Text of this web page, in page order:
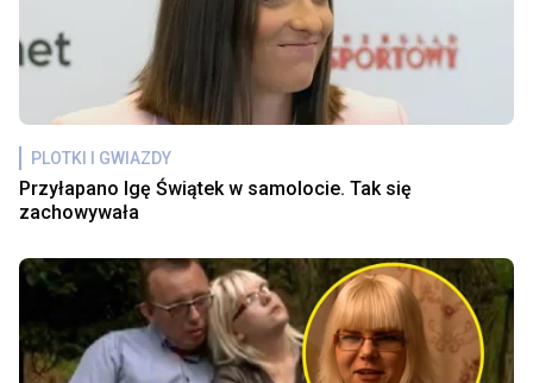
PLOTKI I GWIAZDY
Przyłapano Igę Świątek w samolocie. Tak się
zachowywała